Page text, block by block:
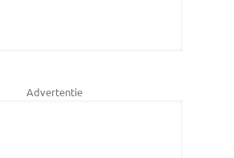
Advertentie